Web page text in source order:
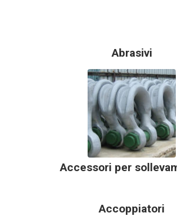
Abrasivi
Accessori per
Accoppiatori